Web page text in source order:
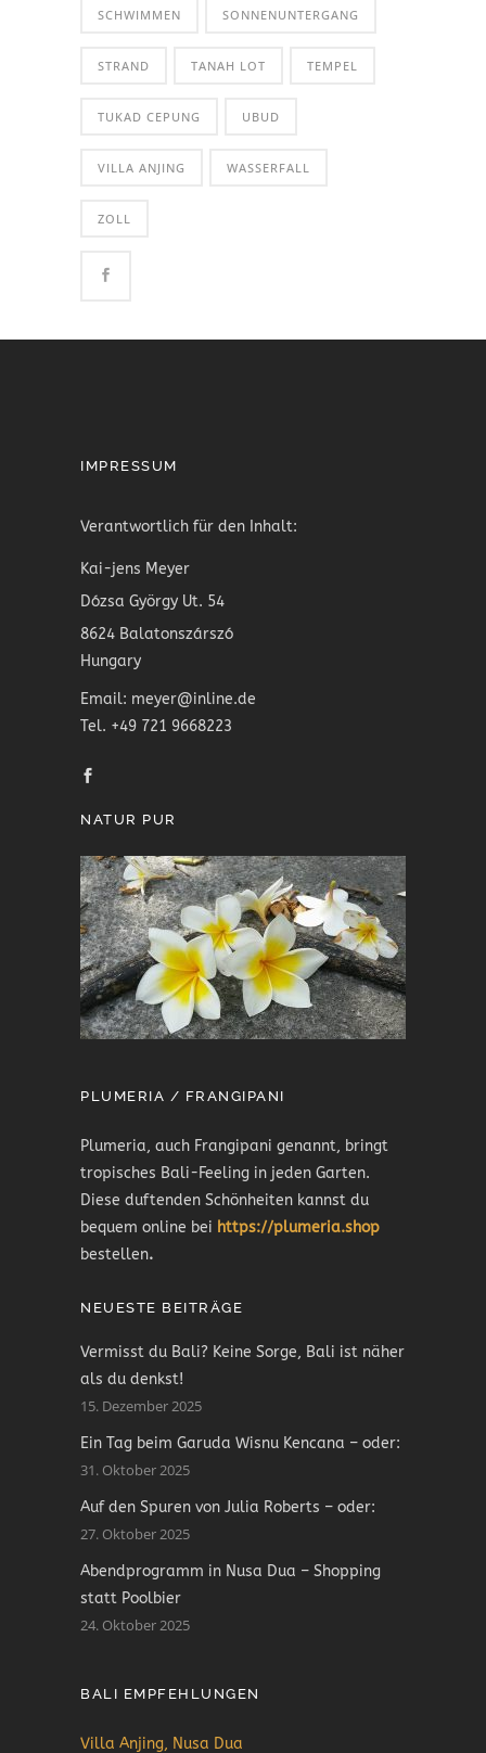
SCHWIMMEN SONNENUNTERGANG
STRAND TANAH LOT TEMPEL
TUKAD CEPUNG UBUD
VILLA ANJING WASSERFALL
ZOLL
IMPRESSUM
Verantwortlich für den Inhalt:
Kai-jens Meyer
Dózsa György Ut. 54
8624 Balatonszárszó
Hungary
Email: meyer@inline.de
Tel. +49 721 9668223
NATUR PUR
PLUMERIA / FRANGIPANI
Plumeria, auch Frangipani genannt, bringt
tropisches Bali-Feeling in jeden Garten.
Diese duftenden Schönheiten kannst du
bequem online bei https://plumeria.shop
bestellen.
NEUESTE BEITRÄGE
Vermisst du Bali? Keine Sorge, Bali ist näher
als du denkst!
15. Dezember 2025
Ein Tag beim Garuda Wisnu Kencana – oder:
31. Oktober 2025
Auf den Spuren von Julia Roberts – oder:
27. Oktober 2025
Abendprogramm in Nusa Dua – Shopping
statt Poolbier
24. Oktober 2025
BALI EMPFEHLUNGEN
Villa Anjing, Nusa Dua